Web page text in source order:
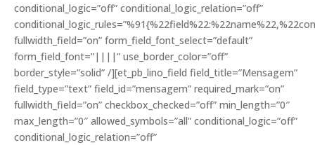
conditional_logic=”off” conditional_logic_relation=”off”
fullwidth_field=”on” form_field_font_select=”default”
form_field_font=”||||” use_border_color=”off”
border_style=”solid” /][et_pb_lino_field field_title=”Mensagem”
field_type=”text” field_id=”mensagem” required_mark=”on”
fullwidth_field=”on” checkbox_checked=”off” min_length=”0″
max_length=”0″ allowed_symbols=”all” conditional_logic=”off”
conditional_logic_relation=”off”